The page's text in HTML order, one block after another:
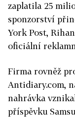
zaplatila 25
sponzorství
York Post,
oficiální
Firma rovněž
Antidiary.com,
nahrávka
příspěvku